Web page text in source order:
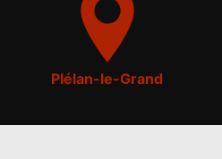
Plélan-le-Grand